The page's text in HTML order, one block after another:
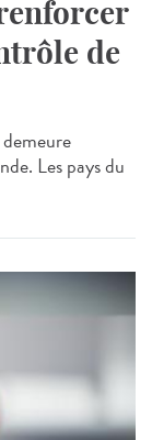
de
Les pays du